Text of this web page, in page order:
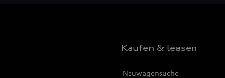
Kaufen & leasen
Neuwagensuche